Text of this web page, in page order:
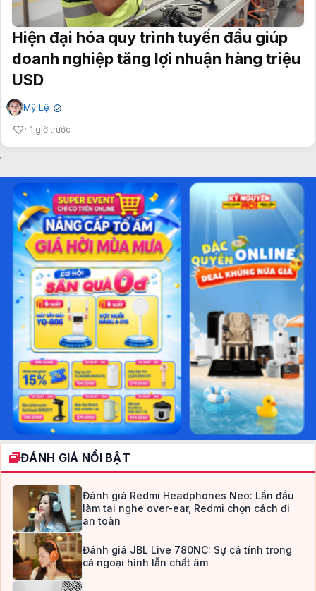
Hiện đại hóa quy trình tuyến đầu giúp
doanh nghiệp tăng lợi nhuận hàng triệu
USD
Mỹ Lệ ✔
1 giờ trước
ĐÁNH GIÁ NỔI BẬT
Đánh giá Redmi Headphones Neo: Lần đầu
làm tai nghe over-ear, Redmi chọn cách đi
an toàn
Đánh giá JBL Live 780NC: Sự cá tính trong
cả ngoại hình lẫn chất âm